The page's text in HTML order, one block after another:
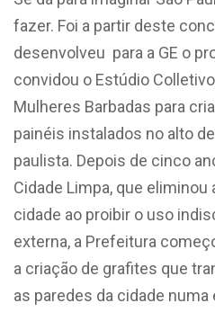
fazer. Foi a partir deste
desenvolveu para a GE o
convidou o Estúdio
Mulheres Barbadas para
painéis instalados no alto
paulista. Depois de cinco
Cidade Limpa, que eliminou
cidade ao proibir o uso
externa, a Prefeitura
a criação de grafites que
as paredes da cidade numa